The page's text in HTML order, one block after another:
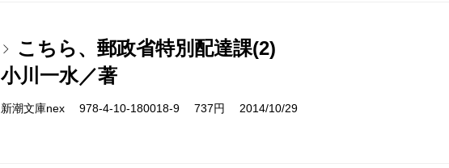
こちら、郵政省特別配達課(2)
小川一水／著
新潮文庫nex 978-4-10-180018-9 737円 2014/10/29